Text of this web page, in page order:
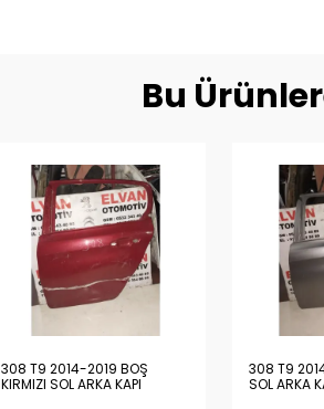
Bu
308 T9 2014-2019 BOŞ
KIRMIZI SOL ARKA KAPI
308 T9
SOL ARKA